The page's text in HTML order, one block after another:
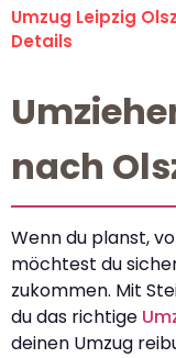
Umzug Leipzig
Details
nach
Wenn du planst,
möchtest du
zukommen. Mit
du das richtige
deinen Umzug